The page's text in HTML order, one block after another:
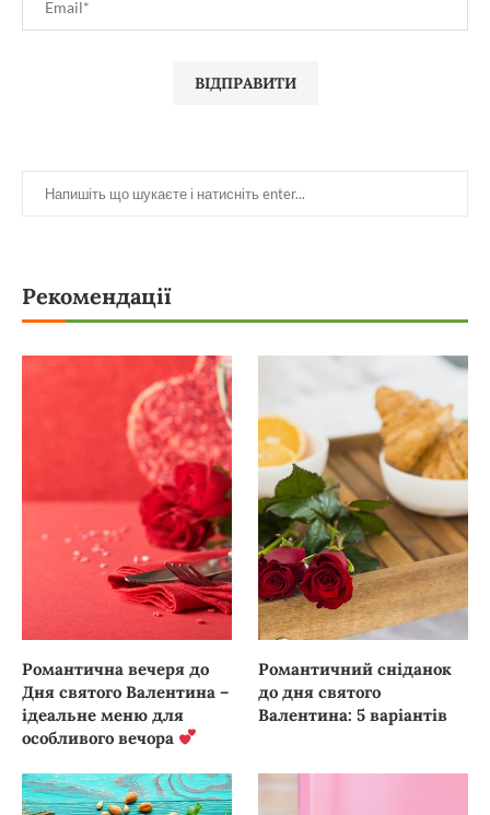
Рекомендації
Романтична вечеря до
Дня святого Валентина –
ідеальне меню для
особливого вечора
Романтичний сніданок
до дня святого
Валентина: 5 варіантів